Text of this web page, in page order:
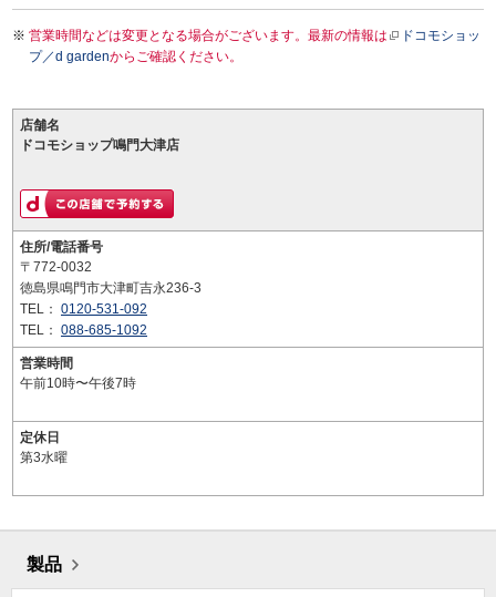
営業時間などは変更となる場合がございます。最新の情報は
ドコモショッ
プ／d gardenからご確認ください。
店舗名
ドコモショップ鳴門大津店
住所/電話番号
〒772-0032
徳島県鳴門市大津町吉永236-3
TEL： 0120-531-092
TEL： 088-685-1092
営業時間
午前10時〜午後7時
定休日
第3水曜
製品